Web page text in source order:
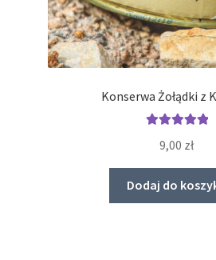
Konserwa Żołądki z
5.00
9,00 zł
Dodaj do